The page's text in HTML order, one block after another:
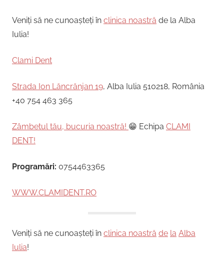
Veniți să ne cunoașteți în clinica noastră de la Alba
Iulia!
Clami Dent
Strada Ion Lăncrănjan 19, Alba Iulia 510218, România
+40 754 463 365
Zâmbetul tău, bucuria noastră! 😁 Echipa CLAMI
DENT!
Programări: 0754463365
WWW.CLAMIDENT.RO
Veniți să ne cunoașteți în clinica noastră de la Alba
Iulia!